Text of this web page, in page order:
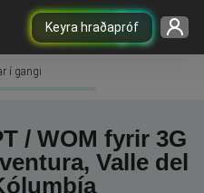
Keyra hraðapróf
í gangi
/ WOM fyrir 3G
Valle del